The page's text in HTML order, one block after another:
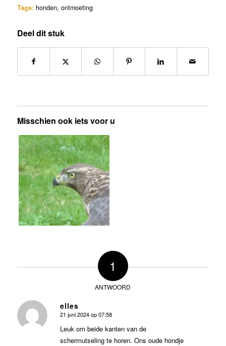
Tags: honden, ontmoeting
Deel dit stuk
Misschien ook iets voor u
1
ANTWOORD
elles
zegt:
21 juni 2024 op 07:58
Leuk om beide kanten van de
schermutseling te horen. Ons oude hondje